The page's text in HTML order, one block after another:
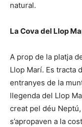
natural.
La Cova del Llop
A prop de la platja
Llop Marí. Es tracta
entranyes de la
llegenda del Llop
creat pel déu
s’apropaven a la